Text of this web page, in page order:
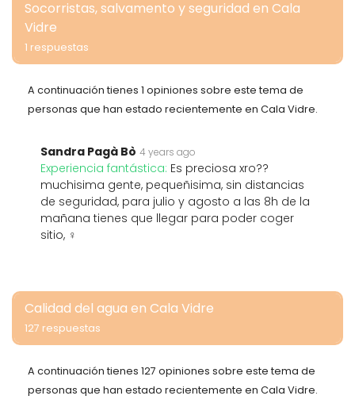
Socorristas, salvamento y seguridad en Cala
Vidre
1 respuestas
A continuación tienes 1 opiniones sobre este tema de
personas que han estado recientemente en Cala Vidre.
Sandra Pagà Bò 4 years ago
Experiencia fantástica: Es preciosa xro??
muchisima gente, pequeñisima, sin distancias
de seguridad, para julio y agosto a las 8h de la
mañana tienes que llegar para poder coger
sitio, ‍♀️
Calidad del agua en Cala Vidre
127 respuestas
A continuación tienes 127 opiniones sobre este tema de
personas que han estado recientemente en Cala Vidre.